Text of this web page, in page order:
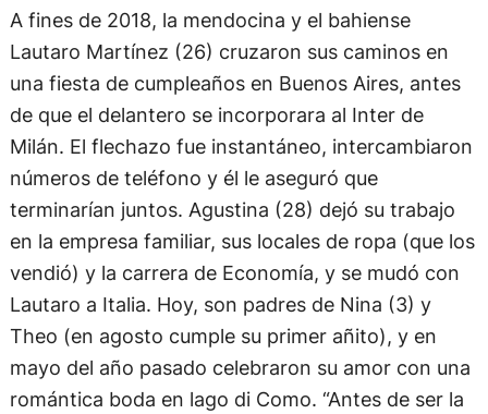
A fines de 2018, la mendocina y el bahiense
Lautaro Martínez (26) cruzaron sus caminos en
una fiesta de cumpleaños en Buenos Aires, antes
de que el delantero se incorporara al Inter de
Milán. El flechazo fue instantáneo, intercambiaron
números de teléfono y él le aseguró que
terminarían juntos. Agustina (28) dejó su trabajo
en la empresa familiar, sus locales de ropa (que los
vendió) y la carrera de Economía, y se mudó con
Lautaro a Italia. Hoy, son padres de Nina (3) y
Theo (en agosto cumple su primer añito), y en
mayo del año pasado celebraron su amor con una
romántica boda en lago di Como. “Antes de ser la